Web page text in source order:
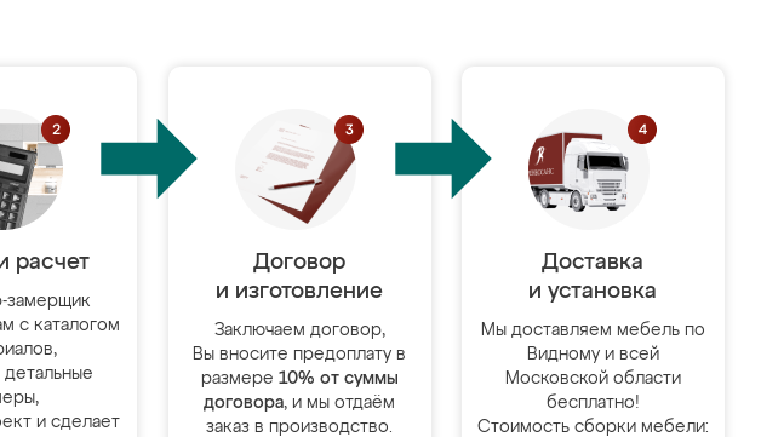
расчет
замерщик
с каталогом
и сделает
Договор
и изготовление
Заключаем договор,
Вы вносите предоплату в
размере 10% от суммы
договора, и мы отдаём
заказ в производство.
Доставка
и установка
Мы доставляем мебель по
Видному и всей
Московской области
бесплатно!
Стоимость сборки мебели: